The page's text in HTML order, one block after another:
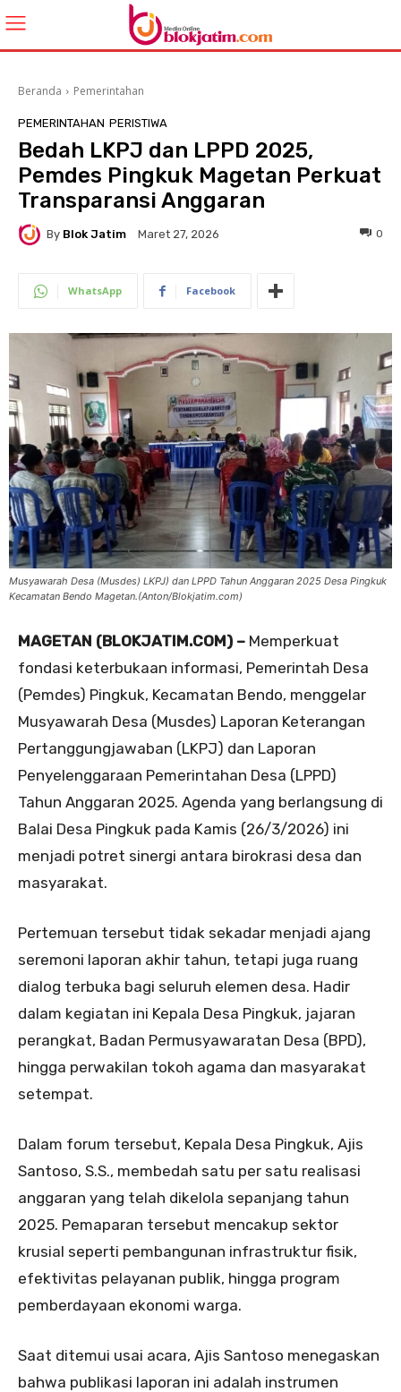
Beranda Pemerintahan
PEMERINTAHAN PERISTIWA
Bedah LKPJ dan LPPD 2025,
Pemdes Pingkuk Magetan Perkuat
Transparansi Anggaran
By Blok Jatim Maret 27, 2026 0
WhatsApp Facebook
Musyawarah Desa (Musdes) LKPJ) dan LPPD Tahun Anggaran 2025 Desa Pingkuk
Kecamatan Bendo Magetan.(Anton/Blokjatim.com)
MAGETAN (BLOKJATIM.COM) – Memperkuat
fondasi keterbukaan informasi, Pemerintah Desa
(Pemdes) Pingkuk, Kecamatan Bendo, menggelar
Musyawarah Desa (Musdes) Laporan Keterangan
Pertanggungjawaban (LKPJ) dan Laporan
Penyelenggaraan Pemerintahan Desa (LPPD)
Tahun Anggaran 2025. Agenda yang berlangsung di
Balai Desa Pingkuk pada Kamis (26/3/2026) ini
menjadi potret sinergi antara birokrasi desa dan
masyarakat.
Pertemuan tersebut tidak sekadar menjadi ajang
seremoni laporan akhir tahun, tetapi juga ruang
dialog terbuka bagi seluruh elemen desa. Hadir
dalam kegiatan ini Kepala Desa Pingkuk, jajaran
perangkat, Badan Permusyawaratan Desa (BPD),
hingga perwakilan tokoh agama dan masyarakat
setempat.
Dalam forum tersebut, Kepala Desa Pingkuk, Ajis
Santoso, S.S., membedah satu per satu realisasi
anggaran yang telah dikelola sepanjang tahun
2025. Pemaparan tersebut mencakup sektor
krusial seperti pembangunan infrastruktur fisik,
efektivitas pelayanan publik, hingga program
pemberdayaan ekonomi warga.
Saat ditemui usai acara, Ajis Santoso menegaskan
bahwa publikasi laporan ini adalah instrumen